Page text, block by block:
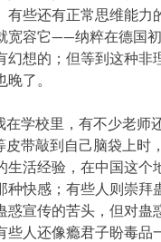
有些还有正常思维能力
宽容它——纳粹在德国
幻想的；但等到这种非
了。
在学校里，有不少老师
皮带敲到自己脑袋上时
生活经验，在中国这个
种快感；有些人则崇拜
惑宣传的苦头，但对蛊
些人还像瘾君子盼毒品